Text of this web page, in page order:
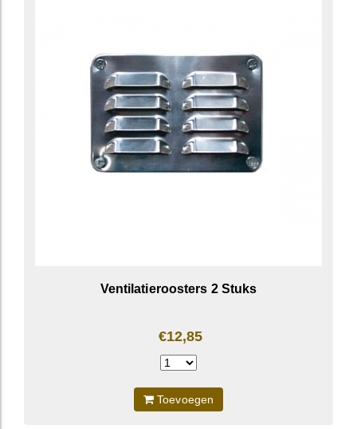
Ventilatieroosters 2 Stuks
€12,85
Toevoegen